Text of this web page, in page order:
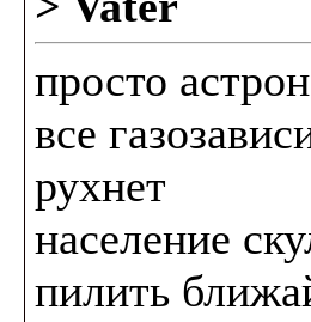
просто
все
рухнет
население
пилить